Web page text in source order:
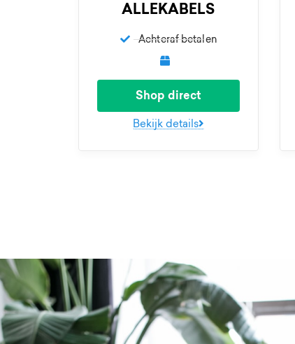
ALLEKABELS
Achteraf betalen
Shop direct
Bekijk details